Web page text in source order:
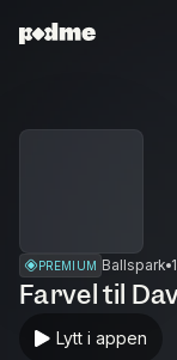
PREMIUM Ballspark
Farvel til
Lytt i appen